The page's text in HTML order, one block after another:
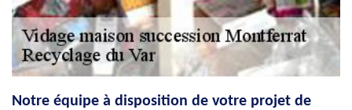
Notre équipe à disposition de votre projet de